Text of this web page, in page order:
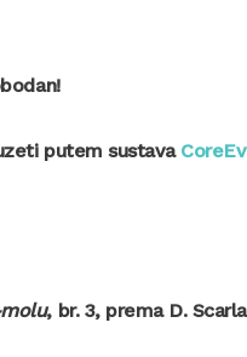
putem sustava
, br. 3, prema D.